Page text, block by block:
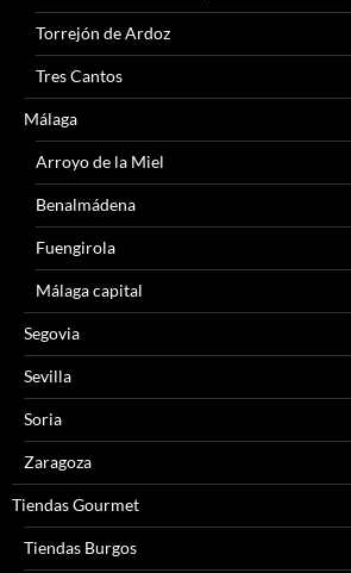
Torrejón de Ardoz
Tres Cantos
Málaga
Arroyo de la Miel
Benalmádena
Fuengirola
Málaga capital
Segovia
Sevilla
Soria
Zaragoza
Tiendas Gourmet
Tiendas Burgos